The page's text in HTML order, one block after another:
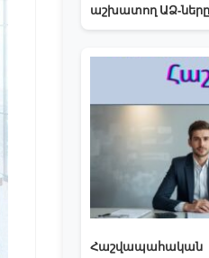
աշխատող ԱՁ-
Հաշվապահական